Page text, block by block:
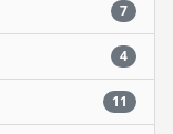
7
4
11